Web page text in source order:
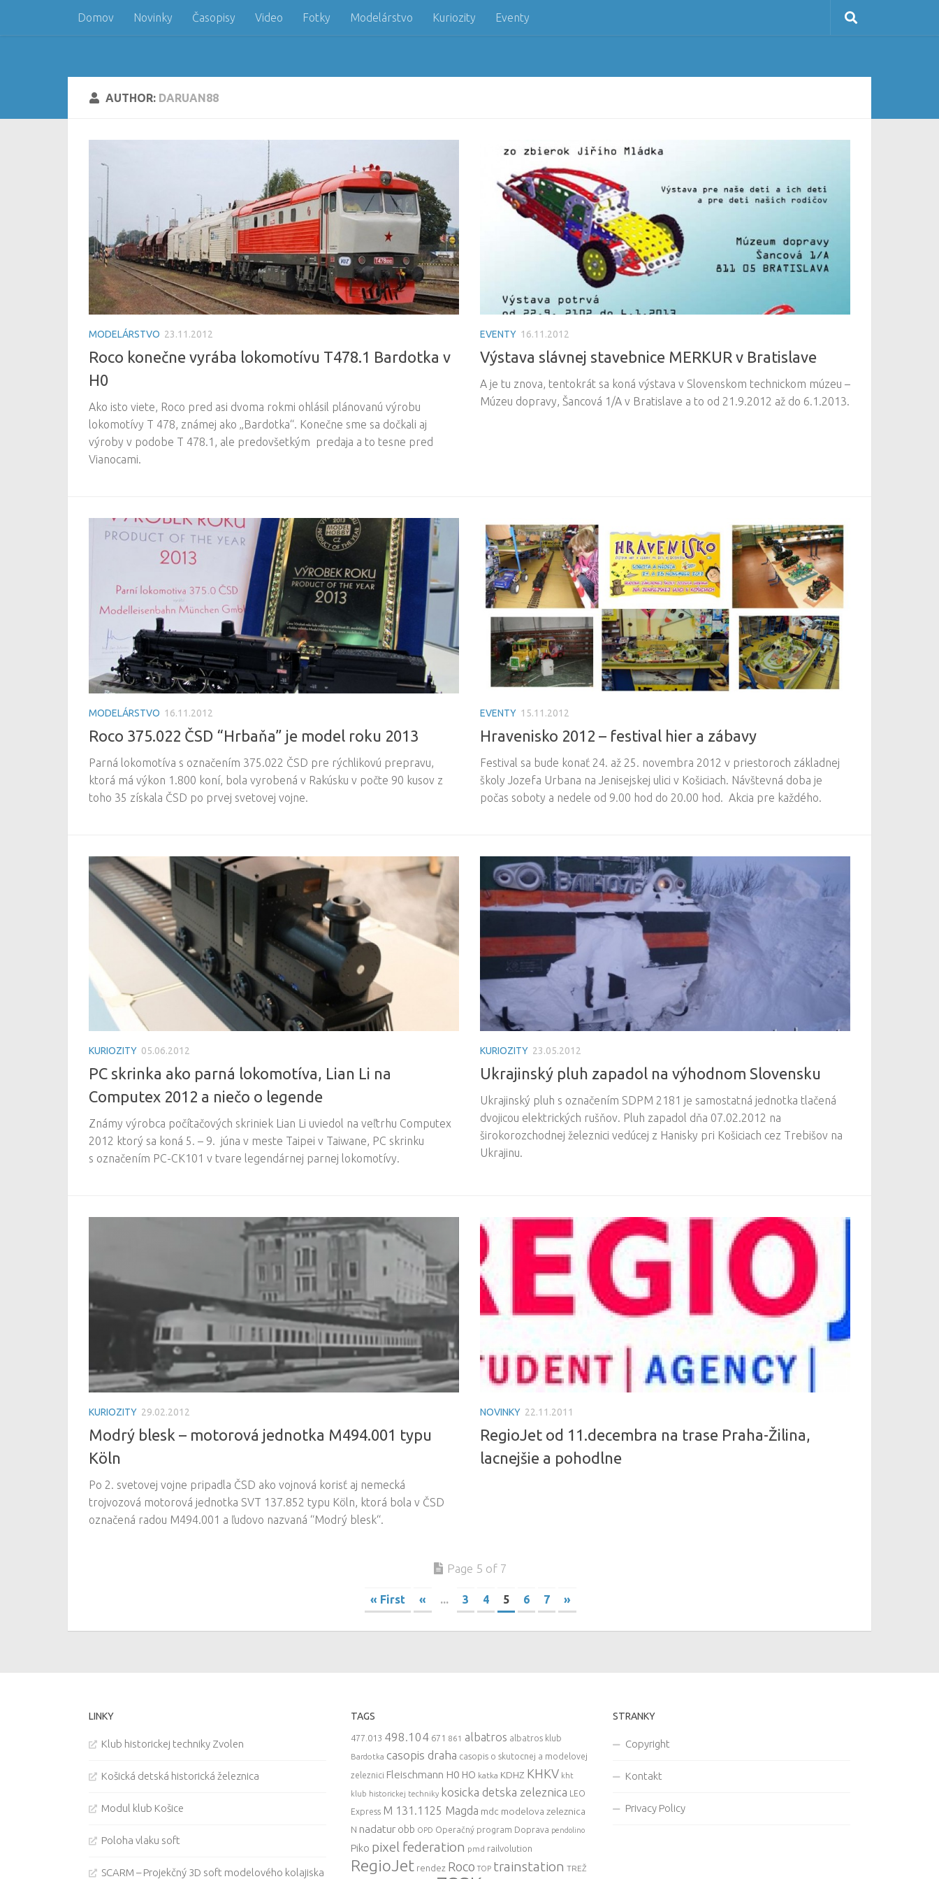
Skip to content
Domov Novinky Časopisy Video Fotky Modelárstvo Kuriozity Eventy
AUTHOR: DARUAN88
MODELÁRSTVO 23.11.2012
Roco konečne vyrába lokomotívu T478.1 Bardotka v
H0
Ako isto viete, Roco pred asi dvoma rokmi ohlásil plánovanú výrobu
lokomotívy T 478, známej ako „Bardotka“. Konečne sme sa dočkali aj
výroby v podobe T 478.1, ale predovšetkým predaja a to tesne pred
Vianocami.
EVENTY 16.11.2012
Výstava slávnej stavebnice MERKUR v Bratislave
A je tu znova, tentokrát sa koná výstava v Slovenskom technickom múzeu –
Múzeu dopravy, Šancová 1/A v Bratislave a to od 21.9.2012 až do 6.1.2013.
MODELÁRSTVO 16.11.2012
Roco 375.022 ČSD “Hrbaňa” je model roku 2013
Parná lokomotíva s označením 375.022 ČSD pre rýchlikovú prepravu,
ktorá má výkon 1.800 koní, bola vyrobená v Rakúsku v počte 90 kusov z
toho 35 získala ČSD po prvej svetovej vojne.
EVENTY 15.11.2012
Hravenisko 2012 – festival hier a zábavy
Festival sa bude konať 24. až 25. novembra 2012 v priestoroch základnej
školy Jozefa Urbana na Jenisejskej ulici v Košiciach. Návštevná doba je
počas soboty a nedele od 9.00 hod do 20.00 hod. Akcia pre každého.
KURIOZITY 05.06.2012
PC skrinka ako parná lokomotíva, Lian Li na
Computex 2012 a niečo o legende
Známy výrobca počítačových skriniek Lian Li uviedol na veľtrhu Computex
2012 ktorý sa koná 5. – 9. júna v meste Taipei v Taiwane, PC skrinku
s označením PC-CK101 v tvare legendárnej parnej lokomotívy.
KURIOZITY 23.05.2012
Ukrajinský pluh zapadol na výhodnom Slovensku
Ukrajinský pluh s označením SDPM 2181 je samostatná jednotka tlačená
dvojicou elektrických rušňov. Pluh zapadol dňa 07.02.2012 na
širokorozchodnej železnici vedúcej z Hanisky pri Košiciach cez Trebišov na
Ukrajinu.
KURIOZITY 29.02.2012
Modrý blesk – motorová jednotka M494.001 typu
Köln
Po 2. svetovej vojne pripadla ČSD ako vojnová korisť aj nemecká
trojvozová motorová jednotka SVT 137.852 typu Köln, ktorá bola v ČSD
označená radou M494.001 a ľudovo nazvaná “Modrý blesk“.
NOVINKY 22.11.2011
RegioJet od 11.decembra na trase Praha-Žilina,
lacnejšie a pohodlne
Page 5 of 7
« First « ... 3 4 5 6 7 »
LINKY
Klub historickej techniky Zvolen
Košická detská historická železnica
Modul klub Košice
Poloha vlaku soft
SCARM – Projekčný 3D soft modelového kolajiska
TAGS
477.013 498.104 671 861 albatros albatros klub
Bardotka casopis draha casopis o skutocnej a modelovej
zeleznici Fleischmann H0 HO katka KDHZ KHKV kht
klub historickej techniky kosicka detska zeleznica LEO
Express M 131.1125 Magda mdc modelova zeleznica
N nadatur obb OPD Operačný program Doprava pendolino
Piko pixel federation pmd railvolution
RegioJet rendez Roco TOP trainstation TREŽ
STRANKY
Copyright
Kontakt
Privacy Policy